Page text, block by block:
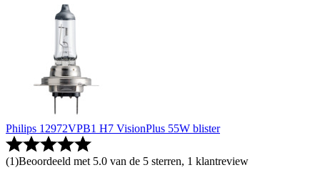
Philips 12972VPB1 H7 VisionPlus 55W blister
(1)Beoordeeld met 5.0 van de 5 sterren, 1 klantreview